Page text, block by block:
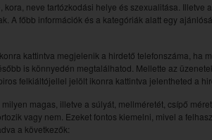
neve tartózkodási helye és szexualitása. Illetve
A főbb információk és a kategóriák alatt egy
kattintva megjelenik a hirdető telefonszáma,
is könnyedén megtalálhatod. Mellette az
felkiáltójellel jelölt ikonra kattintva jelentheted a
magas, illetve a súlyát, mellméretét, csípő
vagy nem. Ezeket fontos kiemelni, mivel a
a következők: